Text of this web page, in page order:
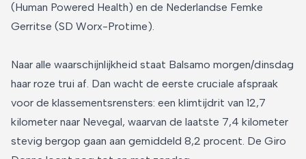
(Human Powered Health) en de Nederlandse Femke
Gerritse (SD Worx-Protime).
Naar alle waarschijnlijkheid staat Balsamo morgen/dinsdag
haar roze trui af. Dan wacht de eerste cruciale afspraak
voor de klassementsrensters: een klimtijdrit van 12,7
kilometer naar Nevegal, waarvan de laatste 7,4 kilometer
stevig bergop gaan aan gemiddeld 8,2 procent. De Giro